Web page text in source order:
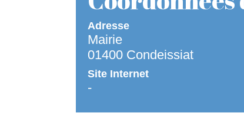
Adresse
Mairie
01400 Condeissiat
Site Internet
-